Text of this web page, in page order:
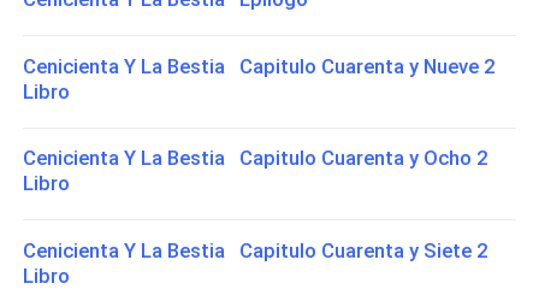
Cenicienta Y La Bestia Capitulo Cuarenta y Nueve 2
Libro
Cenicienta Y La Bestia Capitulo Cuarenta y Ocho 2
Libro
Cenicienta Y La Bestia Capitulo Cuarenta y Siete 2
Libro